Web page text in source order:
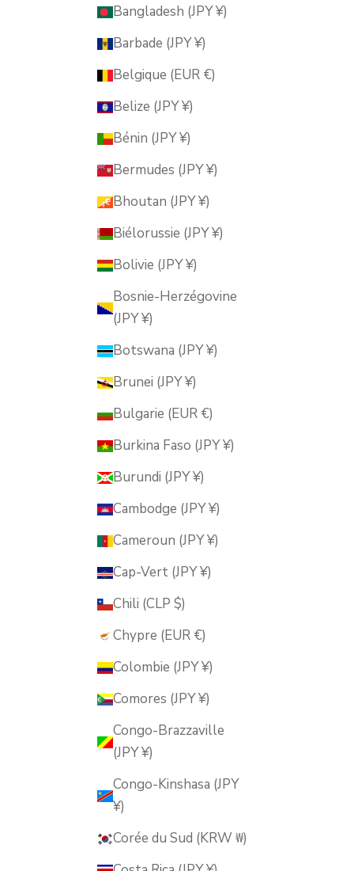
Bangladesh (JPY ¥)
Barbade (JPY ¥)
Belgique (EUR €)
Belize (JPY ¥)
Bénin (JPY ¥)
Bermudes (JPY ¥)
Bhoutan (JPY ¥)
Biélorussie (JPY ¥)
Bolivie (JPY ¥)
Bosnie-Herzégovine
(JPY ¥)
Botswana (JPY ¥)
Brunei (JPY ¥)
Bulgarie (EUR €)
Burkina Faso (JPY ¥)
Burundi (JPY ¥)
Cambodge (JPY ¥)
Cameroun (JPY ¥)
Cap-Vert (JPY ¥)
Chili (CLP $)
Chypre (EUR €)
Colombie (JPY ¥)
Comores (JPY ¥)
Congo-Brazzaville
(JPY ¥)
Congo-Kinshasa (JPY
¥)
Corée du Sud (KRW ₩)